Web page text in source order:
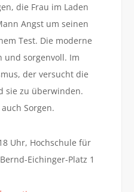
die Frau im Laden
Angst um seinen
Test. Die moderne
und sorgenvoll. Im
der versucht die
sie zu überwinden.
Sorgen.
Uhr, Hochschule für
Eichinger-Platz 1